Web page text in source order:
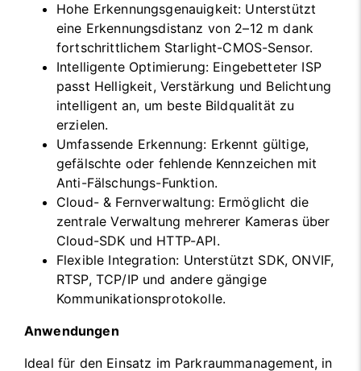
Hohe Erkennungsgenauigkeit: Unterstützt
eine Erkennungsdistanz von 2–12 m dank
fortschrittlichem Starlight-CMOS-Sensor.
Intelligente Optimierung: Eingebetteter ISP
passt Helligkeit, Verstärkung und Belichtung
intelligent an, um beste Bildqualität zu
erzielen.
Umfassende Erkennung: Erkennt gültige,
gefälschte oder fehlende Kennzeichen mit
Anti-Fälschungs-Funktion.
Cloud- & Fernverwaltung: Ermöglicht die
zentrale Verwaltung mehrerer Kameras über
Cloud-SDK und HTTP-API.
Flexible Integration: Unterstützt SDK, ONVIF,
RTSP, TCP/IP und andere gängige
Kommunikationsprotokolle.
Anwendungen
Ideal für den Einsatz im Parkraummanagement, in